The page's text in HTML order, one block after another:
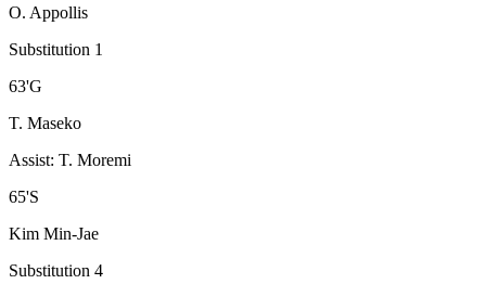
O. Appollis
Substitution 1
63'G
T. Maseko
Assist: T. Moremi
65'S
Kim Min-Jae
Substitution 4